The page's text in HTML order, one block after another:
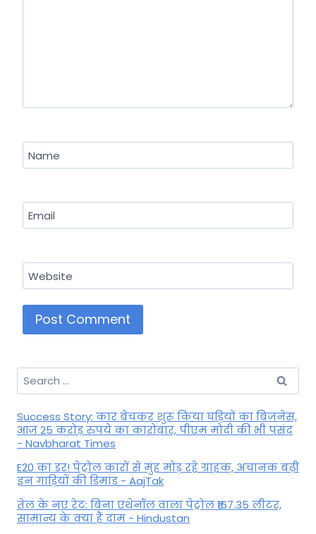
Name
Email
Website
Search
for:
Success Story: कार बेचकर शुरू किया घड़ियों का बिजनेस,
आज 25 करोड़ रुपये का कारोबार, पीएम मोदी की भी पसंद
- Navbharat Times
E20 का डर! पेट्रोल कारों से मुंह मोड़ रहे ग्राहक, अचानक बढ़ी
इन गाड़ियों की डिमांड - AajTak
तेल के नए रेट: बिना एथेनॉल वाला पेट्रोल ₹167.35 लीटर,
सामान्य के क्या हैं दाम - Hindustan